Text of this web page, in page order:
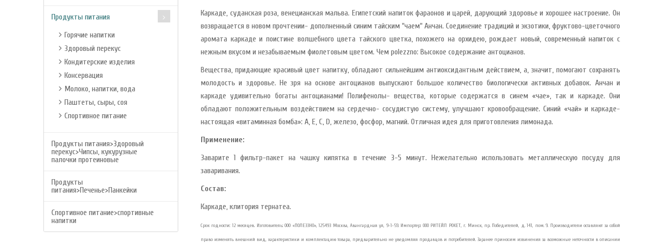
Продукты питания
Горячие напитки
Здоровый перекус
Кондитерские изделия
Консервация
Молоко, напитки, вода
Паштеты, сыры, соя
Спортивное питание
Продукты питания>Здоровый
перекус>Чипсы, кукурузные
палочки протеиновые
Продукты
питания>Печенье>Панкейки
Спортивное питание>спортивные
напитки
Каркаде, суданская роза, венецианская мальва. Египетский напиток фараонов и царей, дарующий здоровье и хорошее настроение. Он
возвращается в новом прочтении- дополненный синим тайским "чаем" Анчан. Соединение традиций и экзотики, фруктово-цветочного
аромата каркаде и поистине волшебного цвета тайского цветка, похожего на орхидею, рождает новый, современный напиток с
нежным вкусом и незабываемым фиолетовым цветом. Чем polezzno: Высокое содержание антоцианов.
Вещества, придающие красивый цвет напитку, обладают сильнейшим антиоксидантным действием, а, значит, помогают сохранять
молодость и здоровье. Не зря на основе антоцианов выпускают большое количество биологически активных добавок. Анчан и
каркаде удивительно богаты антоцианами! Полифенолы- вещества, которые содержатся в синем «чае», так и каркаде. Они
обладают положительным воздействием на сердечно- сосудистую систему, улучшают кровообращение. Синий «чай» и каркаде-
настоящая «витаминная бомба»: A, E, C, D, железо, фосфор, магний. Отличная идея для приготовления лимонада.
Применение:
Заварите 1 фильтр-пакет на чашку кипятка в течение 3-5 минут. Нежелательно использовать металлическую посуду для
заваривания.
Состав:
Каркаде, клитория тернатеа.
Срок годности: 12 месяцев. Изготовитель: ООО «ПОЛЕЗЗНО», 125493 Москва, Авангардная ул, 9-1-59. Импортер: ООО РИТЕЙЛ РОКЕТ, г. Минск, пр. Победителей, д. 141, пом. 9. Производители оставляют за собой
право изменять внешний вид, характеристики и комплектацию товара, предварительно не уведомляя продавцов и потребителей. Заранее приносим извинения за возможные неточности в описании